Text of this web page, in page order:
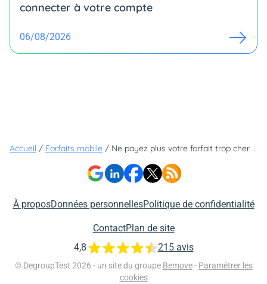
connecter à votre compte
06/08/2026
Accueil / Forfaits mobile / Ne payez plus votre forfait trop cher : cet abonnement à seulement 4,99€ change la donne
À proposDonnées personnellesPolitique de confidentialité
ContactPlan de site
© DegroupTest 2026 - un site du groupe Bemove - Paramétrer les
cookies
4,8 215 avis